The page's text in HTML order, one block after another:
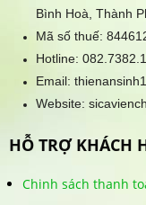
Bình Hoà, Thành
Mã số thuế:
Hotline:
Email:
Website:
HỖ TRỢ KHÁCH
Chinh sách thanh